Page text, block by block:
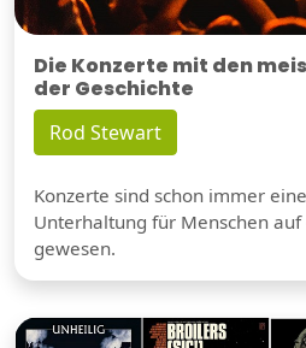
Die Konzerte mit den
der Geschichte
Rod Stewart
Konzerte sind schon immer
Unterhaltung für Menschen
gewesen.